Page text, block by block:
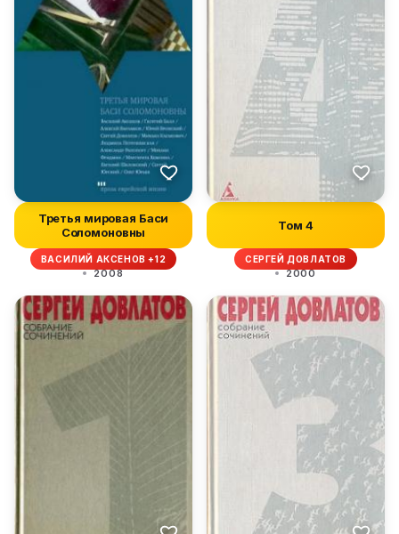
Третья мировая Баси
Соломоновны
ВАСИЛИЙ АКСЕНОВ +12
2008
Том 4
СЕРГЕЙ ДОВЛАТОВ
2000